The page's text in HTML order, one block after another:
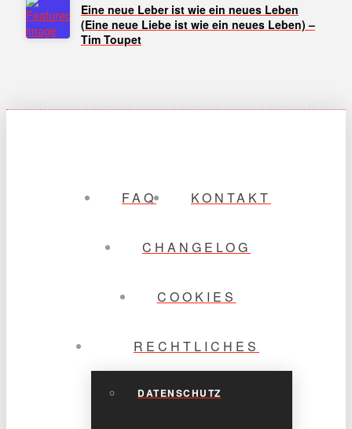
Eine neue Leber ist wie ein neues Leben
(Eine neue Liebe ist wie ein neues Leben) –
Tim Toupet
FAQ KONTAKT
CHANGELOG
COOKIES
RECHTLICHES
DATENSCHUTZ